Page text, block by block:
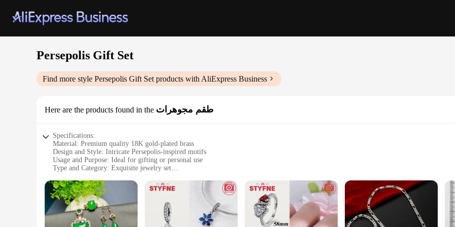
Persepolis Gift Set
Find more style Persepolis Gift Set products with AliExpress Business
Here are the products found in the طقم مجوهرات
Specifications:
Material: Premium quality 18K gold-plated brass
Design and Style: Intricate Persepolis-inspired motifs
Usage and Purpose: Ideal for gifting or personal use
Type and Category: Exquisite jewelry set
Parts and Accessories: Includes necklace, earrings, and bracelet
Features:
|Vendors|
**Elegant Craftsmanship and Timeless Design**